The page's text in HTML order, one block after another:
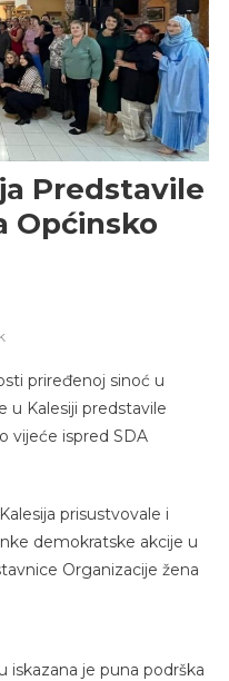
Predstavile
Općinsko
priređenoj sinoć u
u Kalesiji predstavile
vijeće ispred SDA
prisustvovale i
demokratske akcije u
Organizacije žena
je puna podrška